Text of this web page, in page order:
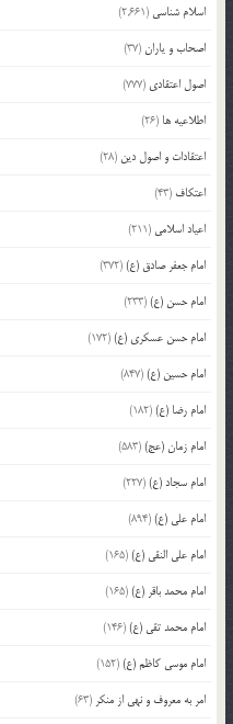
اسلام شناسی (2,661)
اصحاب و یاران(37)
اصول اعتقادی (777)
اطلاعیه ها (26)
اعتقادات و اصول دین (28)
اعتکاف (43)
اعیاد اسلامی (211)
امام جعفر صادق (ع)(372)
امام حسن (ع)(233)
امام حسن عسکری (ع)(172)
امام حسین (ع)(847)
امام رضا (ع)(182)
امام زمان (عج)(583)
امام سجاد (ع)(227)
امام علی (ع)(894)
امام علی النقی (ع)(165)
امام محمد باقر (ع)(165)
امام محمد تقی (ع)(146)
امام موسی کاظم (ع)(152)
امر به معروف و نهی از منکر (63)